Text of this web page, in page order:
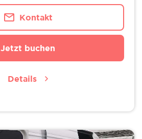
Kontakt
Jetzt buchen
Details